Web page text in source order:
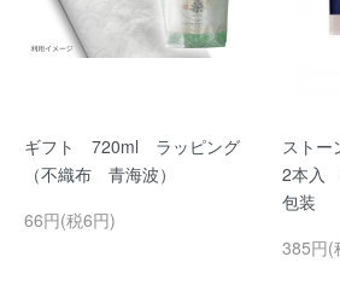
ギフト 720ml ラッピング
（不織布 青海波）
66円(税6円)
スト
2本入
包装
385円(